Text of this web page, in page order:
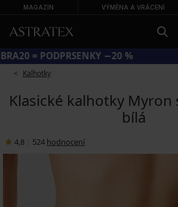
MAGAZÍN VÝMĚNA A VRÁCENÍ
KÓD BRA20 =
Kalhotky
Klasické kalhotky Myron
bílá
4,8 524 hodnocení